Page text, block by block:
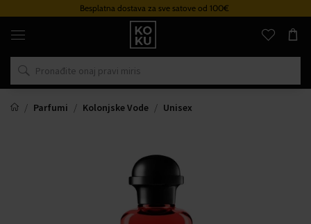
Besplatna dostava za sve satove od 100€
Originalni
parfemi
satovi
na
mjestu
Parfumi
Kolonjske Vode Unisex